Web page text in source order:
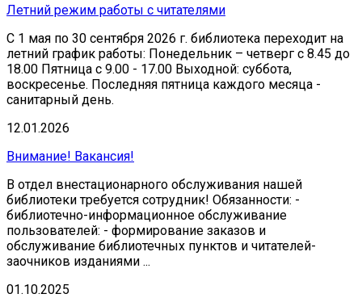
Летний режим работы с читателями
С 1 мая по 30 сентября 2026 г. библиотека переходит на
летний график работы: Понедельник – четверг с 8.45 до
18.00 Пятница с 9.00 - 17.00 Выходной: суббота,
воскресенье. Последняя пятница каждого месяца -
санитарный день.
12.01.2026
Внимание! Вакансия!
В отдел внестационарного обслуживания нашей
библиотеки требуется сотрудник! Обязанности: -
библиотечно-информационное обслуживание
пользователей: - формирование заказов и
обслуживание библиотечных пунктов и читателей-
заочников изданиями ...
01.10.2025